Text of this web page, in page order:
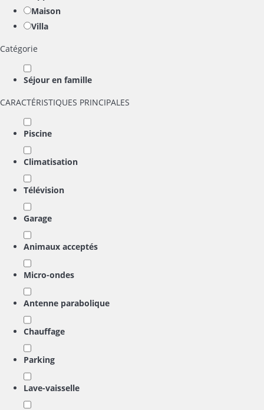
Maison
Villa
Catégorie
Séjour en famille
CARACTÉRISTIQUES PRINCIPALES
Piscine
Climatisation
Télévision
Garage
Animaux acceptés
Micro-ondes
Antenne parabolique
Chauffage
Parking
Lave-vaisselle